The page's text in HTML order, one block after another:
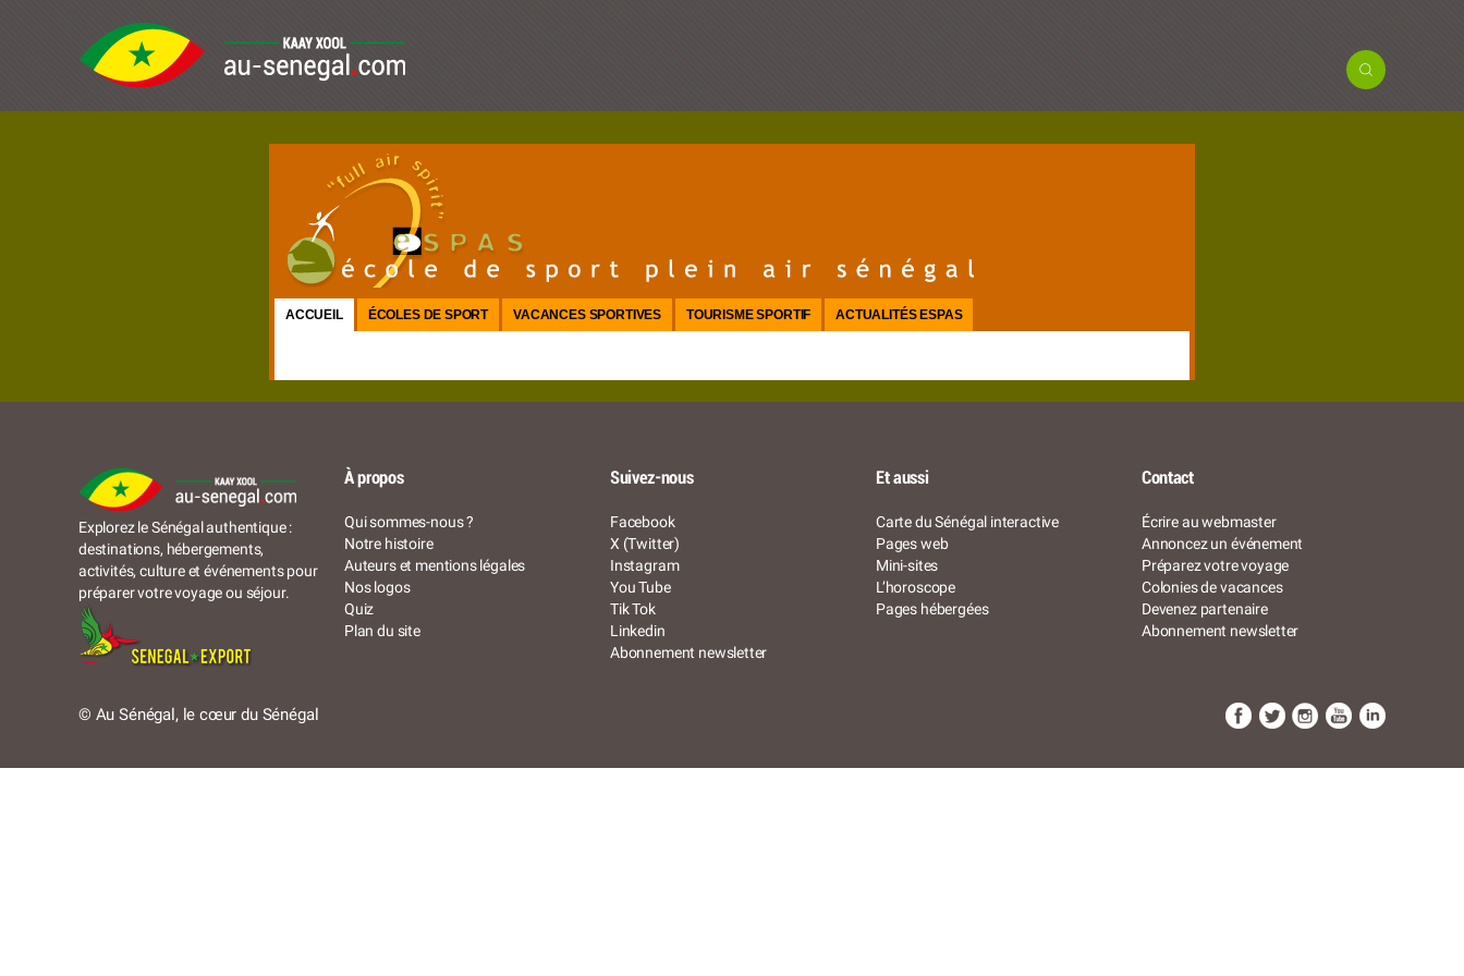
ACCUEIL ÉCOLES DE SPORT VACANCES SPORTIVES TOURISME SPORTIF ACTUALITÉS ESPAS
Explorez le Sénégal authentique :
destinations, hébergements,
activités, culture et événements pour
préparer votre voyage ou séjour.
À propos
Qui sommes-nous ?
Notre histoire
Auteurs et mentions légales
Nos logos
Quiz
Plan du site
Suivez-nous
Facebook
X (Twitter)
Instagram
You Tube
Tik Tok
Linkedin
Abonnement newsletter
Et aussi
Carte du Sénégal interactive
Pages web
Mini-sites
L’horoscope
Pages hébergées
Contact
Écrire au webmaster
Annoncez un événement
Préparez votre voyage
Colonies de vacances
Devenez partenaire
Abonnement newsletter
© Au Sénégal, le cœur du Sénégal